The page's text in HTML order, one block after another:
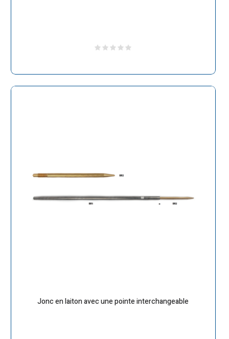
Jonc en laiton avec une pointe interchangeable